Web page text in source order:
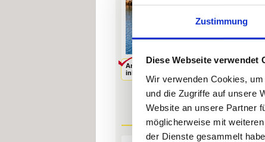
Zustimmung
Diese Webseite verwendet
Wir verwenden Cookies,
und die Zugriffe auf unsere
Website an unsere Partner
möglicherweise mit
der Dienste gesammelt
Angelboot
inklusive
Endreinigung